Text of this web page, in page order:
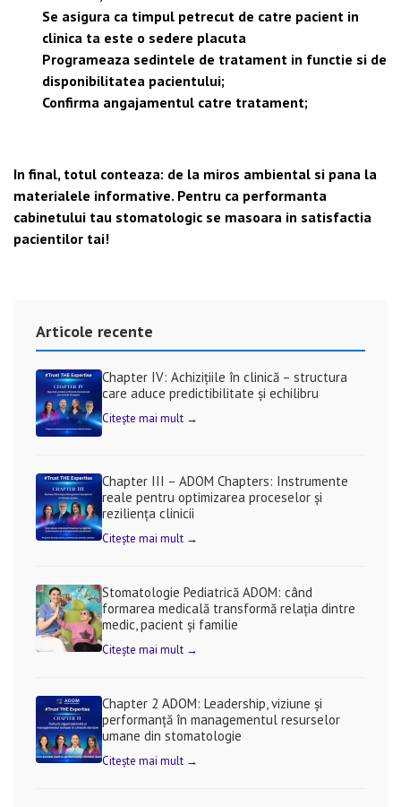
Se asigura ca timpul petrecut de catre pacient in
clinica ta este o sedere placuta
Programeaza sedintele de tratament in functie si de
disponibilitatea pacientului;
Confirma angajamentul catre tratament;
In final, totul conteaza: de la miros ambiental si pana la
materialele informative. Pentru ca performanta
cabinetului tau stomatologic se masoara in satisfactia
pacientilor tai!
Articole recente
Chapter IV: Achizițiile în clinică – structura
care aduce predictibilitate și echilibru
Citește mai mult →
Chapter III – ADOM Chapters: Instrumente
reale pentru optimizarea proceselor și
reziliența clinicii
Citește mai mult →
Stomatologie Pediatrică ADOM: când
formarea medicală transformă relația dintre
medic, pacient și familie
Citește mai mult →
Chapter 2 ADOM: Leadership, viziune și
performanță în managementul resurselor
umane din stomatologie
Citește mai mult →